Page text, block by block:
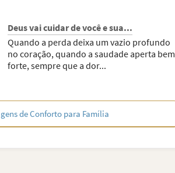
Deus vai cuidar de você e sua...
Quando a perda deixa um vazio profundo
no coração, quando a saudade aperta bem
forte, sempre que a dor...
de Conforto para Família